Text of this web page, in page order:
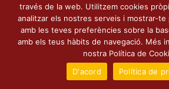
través de la web. Utilitzem cookies
analitzar els nostres serveis i mostrar-te
amb les teves preferències sobre la
amb els teus hàbits de navegació. Més
nostra Política de
D'acord
Política de